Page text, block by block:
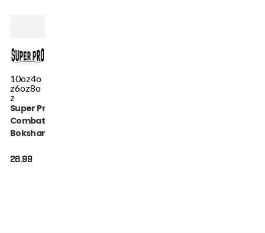
10oz4o
z6oz8o
z
Super Pro
Combat Gear
Bokshandschoen
Zilver
28.99